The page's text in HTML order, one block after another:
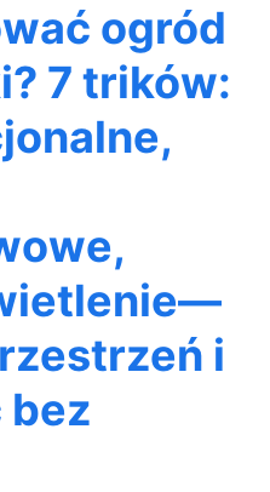
ogród
7 trików:
i